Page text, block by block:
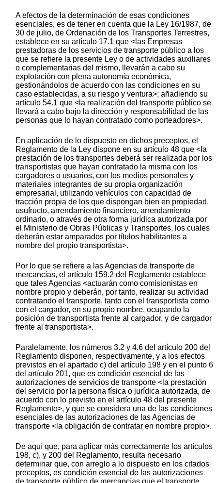
A efectos de la determinación de esas condiciones
esenciales, es de tener en cuenta que la Ley 16/1987, de
30 de julio, de Ordenación de los Transportes Terrestres,
establece en su artículo 17.1 que <las Empresas
prestadoras de los servicios de transporte público a los
que se refiere la presente Ley o de actividades auxiliares
o complementarias del mismo, llevarán a cabo su
explotación con plena autonomía económica,
gestionándolos de acuerdo con las condiciones en su
caso establecidas, a su riesgo y ventura>; añadiendo su
artículo 54.1 que <la realización del transporte público se
llevará a cabo bajo la dirección y responsabilidad de las
personas que lo hayan contratado como porteadores>.
En aplicación de lo dispuesto en dichos preceptos, el
Reglamento de la Ley dispone en su artículo 48 que <la
prestación de los transportes deberá ser realizada por los
transportistas que hayan contratado la misma con los
cargadores o usuarios, con los medios personales y
materiales integrantes de su propia organización
empresarial, utilizando vehículos con capacidad de
tracción propia de los que dispongan bien en propiedad,
usufructo, arrendamiento financiero, arrendamiento
ordinario, o através de otra forma jurídica autorizada por
el Ministerio de Obras Públicas y Transportes, los cuales
deberán estar amparados por títulos habilitantes a
nombre del propio transportista>.
Por lo que se refiere a las Agencias de transporte de
mercancías, el artículo 159.2 del Reglamento establece
que tales Agencias <actuarán como comisionistas en
nombre propio y deberán, por tanto, realizar su actividad
contratando el transporte, tanto con el transportista como
con el cargador, en su propio nombre, ocupando la
posición de transportista frente al cargador, y de cargador
frente al transportista>.
Paralelamente, los números 3.2 y 4.6 del artículo 200 del
Reglamento disponen, respectivamente, y a los efectos
previstos en el apartado c) del artículo 198 y en el punto 6
del artículo 201, que es condición esencial de las
autorizaciones de servicios de transporte <la prestación
del servicio por la persona física o jurídica autorizada, de
acuerdo con lo previsto en el artículo 48 del presente
Reglamento>, y que se considera una de las condiciones
esenciales de las autorizaciones de las Agencias de
transporte <la obligación de contratar en nombre propio>.
De aquí que, para aplicar más correctamente los artículos
198, c), y 200 del Reglamento, resulta necesario
determinar que, con arreglo a lo dispuesto en los citados
preceptos, es condición esencial de las autorizaciones